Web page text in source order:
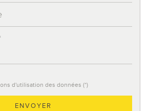
d'utilisation des données (*)
ENVOYER